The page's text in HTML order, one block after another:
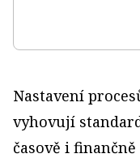
Nastavení
vyhovují
časově i